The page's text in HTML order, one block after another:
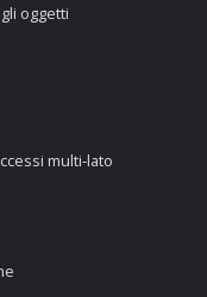
oggetti
multi-lato